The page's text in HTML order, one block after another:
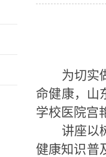
为切实
命健康，山
学校医院宫
讲座以
健康知识普